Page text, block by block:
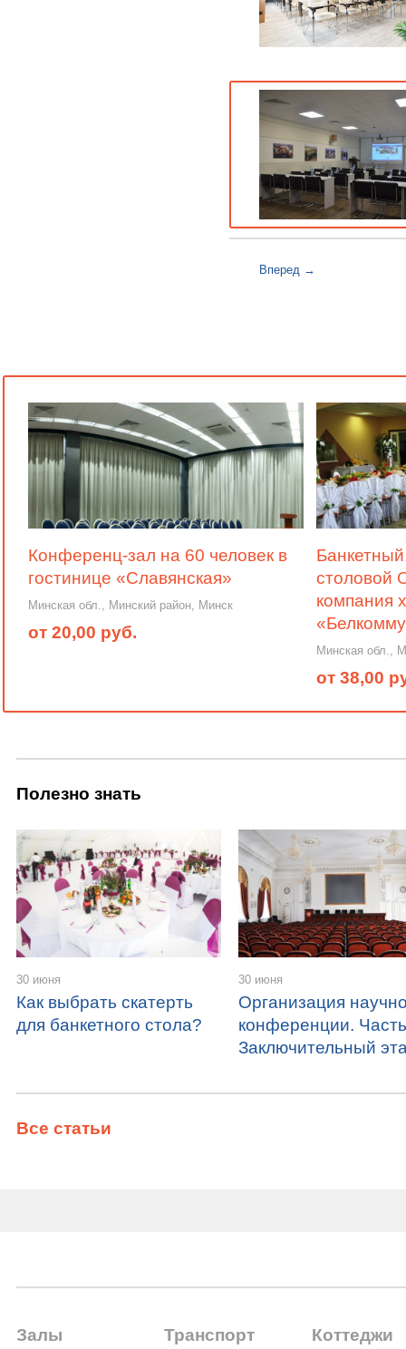
Вперед →
Конференц-зал на 60 человек в
гостинице «Славянская»
Минская обл., Минский район, Минск
от 20,00 руб.
столовой
компания
Минская обл.,
от 38,00
Полезно знать
30 июня
Как выбрать скатерть
для банкетного стола?
30 июня
Организация
конференции.
Заключительный
Все статьи
Залы Транспорт Коттеджи